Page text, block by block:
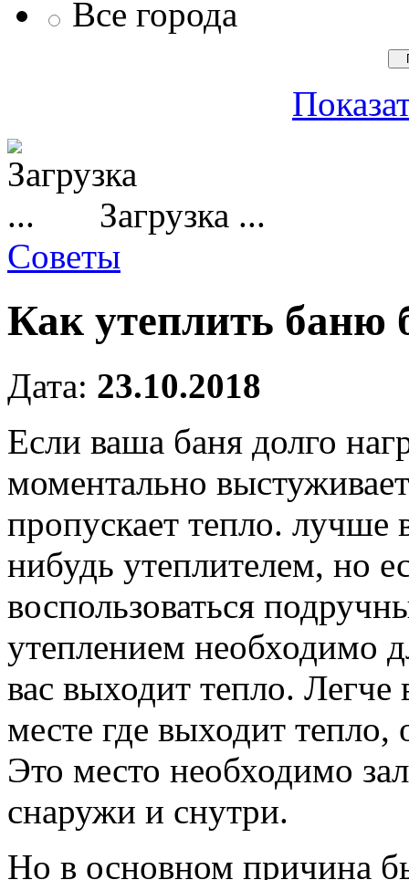
Все города
Загрузка ...
Советы
Как утеплить баню
Дата: 23.10.2018
Если ваша баня долго
моментально
пропускает тепло. лучше
нибудь утеплителем, но
воспользоваться
утеплением необходимо
вас выходит тепло. Легче
месте где выходит тепло,
Это место необходимо
снаружи и снутри.
Но в основном причина